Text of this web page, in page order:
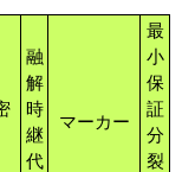
ド融
解
時
継
代
マーカー
最
小
保
証
分
裂